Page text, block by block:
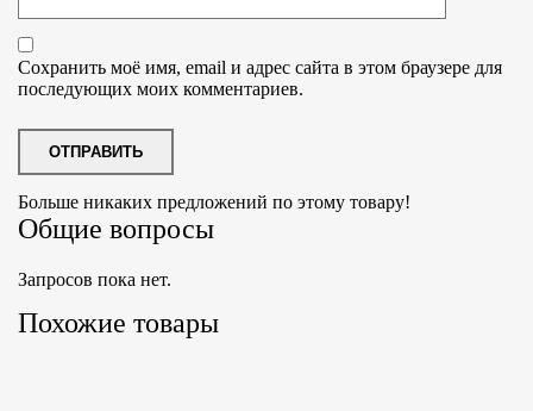
Сохранить моё имя, email и адрес сайта в этом браузере для
последующих моих комментариев.
Больше никаких предложений по этому товару!
Общие вопросы
Запросов пока нет.
Похожие товары